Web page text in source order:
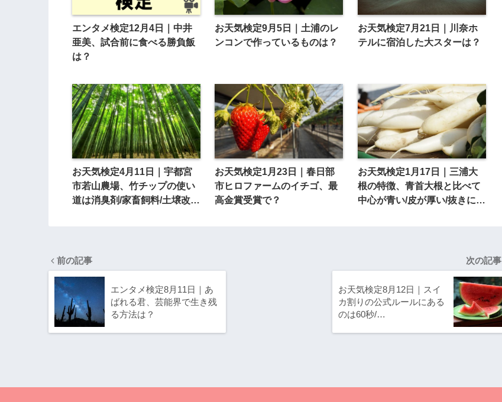
エンタメ検定12月4日｜中井
亜美、試合前に食べる勝負飯
は？
お天気検定9月5日｜土浦のレ
ンコンで作っているものは？
お天気検定7月21日｜川奈ホ
テルに宿泊した大スターは？
お天気検定4月11日｜宇都宮
市若山農場、竹チップの使い
道は消臭剤/家畜飼料/土壌改
お天気検定1月23日｜春日部
市ヒロファームのイチゴ、最
高金賞受賞で？
お天気検定1月17日｜三浦大
根の特徴、青首大根と比べて
中心が青い/皮が厚い/抜きにく
前の記事
エンタメ検定8月11日｜あ
ばれる君、芸能界で生き残
る方法は？
次の記事
お天気検定8月12日｜スイ
カ割りの公式ルールにある
のは60秒/…